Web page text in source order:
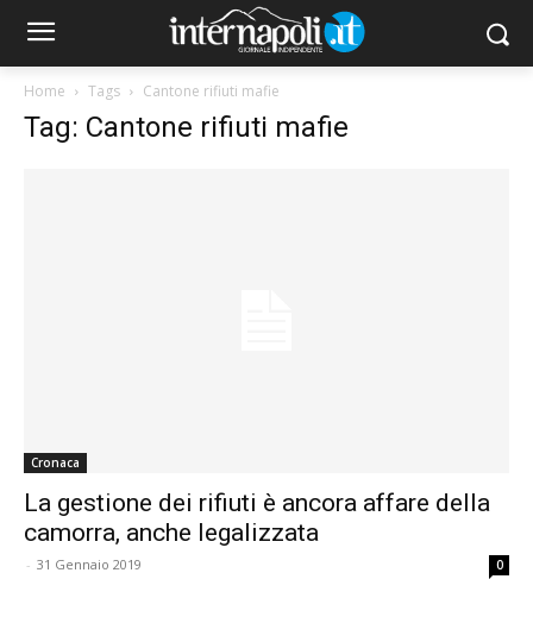
Home Tags Cantone rifiuti mafie
Tag: Cantone rifiuti mafie
Cronaca
La gestione dei rifiuti è ancora affare della
camorra, anche legalizzata
- 31 Gennaio 2019 0